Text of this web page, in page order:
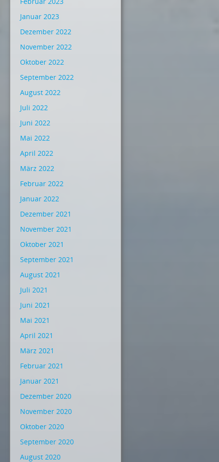
Januar 2023
Dezember 2022
November 2022
Oktober 2022
September 2022
August 2022
Juli 2022
Juni 2022
Mai 2022
April 2022
März 2022
Februar 2022
Januar 2022
Dezember 2021
November 2021
Oktober 2021
September 2021
August 2021
Juli 2021
Juni 2021
Mai 2021
April 2021
März 2021
Februar 2021
Januar 2021
Dezember 2020
November 2020
Oktober 2020
September 2020
August 2020